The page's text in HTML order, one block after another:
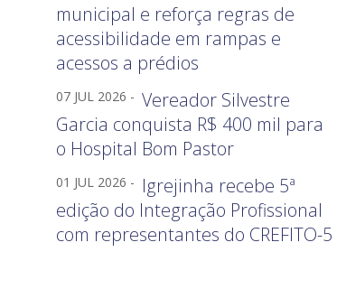
municipal e reforça regras de
acessibilidade em rampas e
acessos a prédios
07 JUL 2026 - Vereador Silvestre
Garcia conquista R$ 400 mil para
o Hospital Bom Pastor
01 JUL 2026 - Igrejinha recebe 5ª
edição do Integração Profissional
com representantes do CREFITO-5